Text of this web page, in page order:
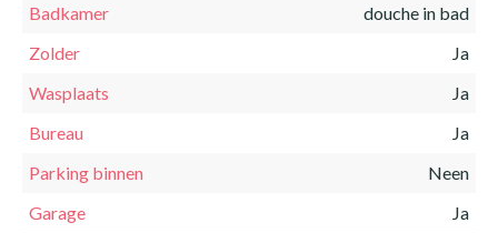
Badkamer
douche in bad
Zolder
Ja
Wasplaats
Ja
Bureau
Ja
Parking binnen
Neen
Garage
Ja